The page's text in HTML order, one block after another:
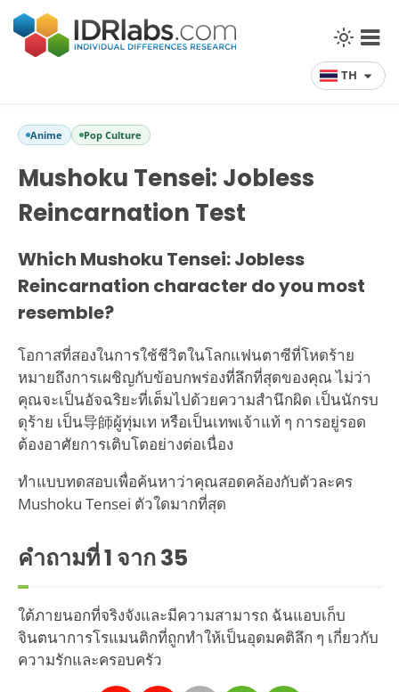
TH
Anime Pop Culture
Mushoku Tensei: Jobless
Reincarnation Test
Which Mushoku Tensei: Jobless
Reincarnation character do you most
resemble?
โอกาสที่สองในการใช้ชีวิตในโลกแฟนตาซีที่โหดร้าย
หมายถึงการเผชิญกับข้อบกพร่องที่ลึกที่สุดของคุณ ไม่ว่า
คุณจะเป็นอัจฉริยะที่เต็มไปด้วยความสำนึกผิด เป็นนักรบ
ดุร้าย เป็น导師ผู้ทุ่มเท หรือเป็นเทพเจ้าแท้ ๆ การอยู่รอด
ต้องอาศัยการเติบโตอย่างต่อเนื่อง
ทำแบบทดสอบเพื่อค้นหาว่าคุณสอดคล้องกับตัวละคร
Mushoku Tensei ตัวใดมากที่สุด
คำถามที่1 จาก 35
ใต้ภายนอกที่จริงจังและมีความสามารถ ฉันแอบเก็บ
จินตนาการโรแมนติกที่ถูกทำให้เป็นอุดมคติลึก ๆ เกี่ยวกับ
ความรักและครอบครัว